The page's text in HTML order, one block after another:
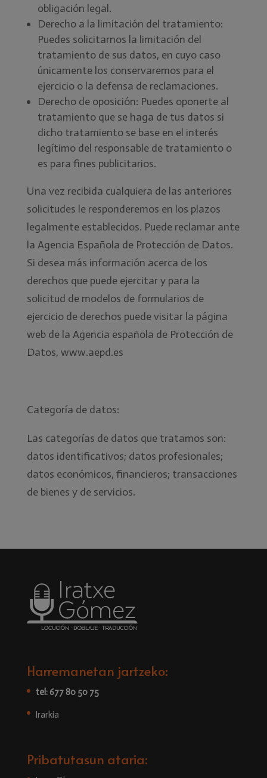
obligación legal.
Derecho a la limitación del tratamiento:
Puedes solicitarnos la limitación del
tratamiento de sus datos, en cuyo caso
únicamente los conservaremos para el
ejercicio o la defensa de reclamaciones.
Derecho de oposición: Puedes oponerte al
tratamiento que se haga de tus datos si
dicho tratamiento se base en el interés
legítimo del responsable de tratamiento o
es para fines publicitarios.
Una vez recibida cualquiera de las anteriores
solicitudes le responderemos en los plazos
legalmente establecidos. Puede reclamar ante
la Agencia Española de Protección de Datos.
Si desea más información acerca de los
derechos que puede ejercitar y para la
solicitud de modelos de formularios de
ejercicio de derechos puede visitar la página
web de la Agencia española de Protección de
Datos, www.aepd.es
Categoría de datos:
Las categorías de datos que tratamos son:
datos identificativos; datos profesionales;
datos económicos, financieros; transacciones
de bienes y de servicios.
Harremanetan jartzeko:
tel: 677 80 50 75
Irarkia
Pribatutasun ataria: